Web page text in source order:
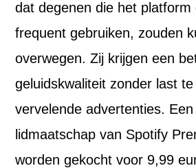
dat degenen die het platform
frequent gebruiken, zouden
overwegen. Zij krijgen een
geluidskwaliteit zonder last
vervelende advertenties.
lidmaatschap van Spotify
worden gekocht voor 9,99